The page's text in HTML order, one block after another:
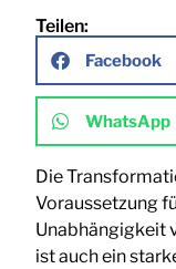
Teilen:
Facebook
WhatsApp
Die
Voraussetzung
Unabhängigkeit
ist auch ein